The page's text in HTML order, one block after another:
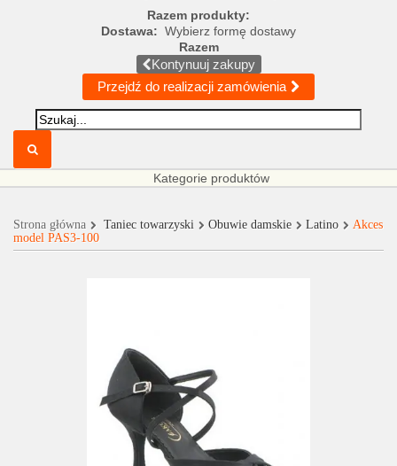
Razem produkty:
Dostawa: Wybierz formę dostawy
Razem
Kontynuuj zakupy
Przejdź do realizacji zamówienia
Kategorie produktów
Strona główna Taniec towarzyski Obuwie damskie Latino
Akces
model PAS3-100